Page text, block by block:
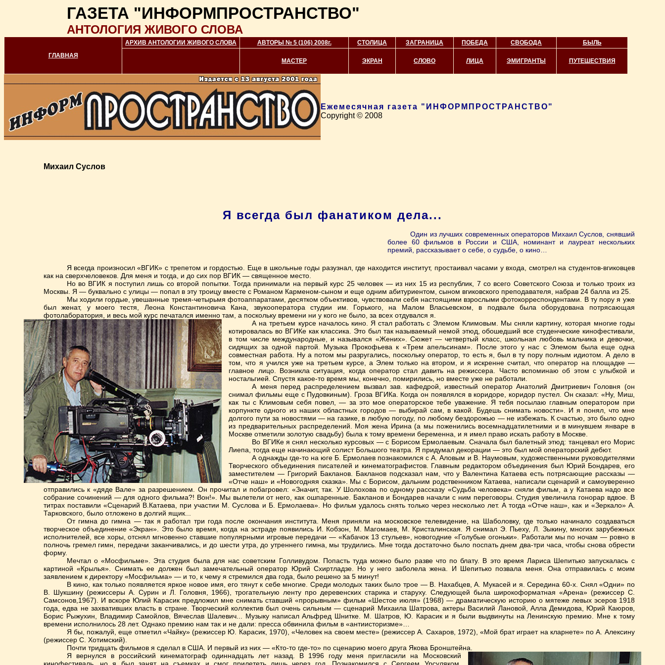
ГАЗЕТА "ИНФОРМПРОСТРАНСТВО"
АНТОЛОГИЯ ЖИВОГО СЛОВА
ГЛАВНАЯ
АРХИВ АНТОЛОГИИ ЖИВОГО СЛОВА АВТОРЫ № 5 (106) 2008г. СТОЛИЦА ЗАГРАНИЦА ПОБЕДА СВОБОДА БЫЛЬ
МАСТЕР ЭКРАН СЛОВО ЛИЦА ЭМИГРАНТЫ ПУТЕШЕСТВИЯ
Ежемесячная газета "ИНФОРМПРОСТРАНСТВО"
Copyright © 2008
Михаил Суслов
Я всегда был фанатиком дела...
Один из лучших современных операторов Михаил Суслов, снявший
более 60 фильмов в России и США, номинант и лауреат нескольких
премий, рассказывает о себе, о судьбе, о кино…
Я всегда произносил «ВГИК» с трепетом и гордостью. Еще в школьные годы разузнал, где находится институт, простаивал часами у входа, смотрел на студентов-вгиковцев
как на сверхчеловеков. Для меня и тогда, и до сих пор ВГИК — священное место.
Но во ВГИК я поступил лишь со второй попытки. Тогда принимали на первый курс 25 человек — из них 15 из республик, 7 со всего Советского Союза и только троих из
Москвы. Я — буквально с улицы — попал в эту троицу вместе с Романом Карменом-сыном и еще одним абитуриентом, сыном вгиковского преподавателя, набрав 24 балла из 25.
Мы ходили гордые, увешанные тремя-четырьмя фотоаппаратами, десятком объективов, чувствовали себя настоящими взрослыми фотокорреспондентами. В ту пору я уже
был женат, у моего тестя, Леона Константиновича Кана, звукооператора студии им. Горького, на Малом Власьевском, в подвале была оборудована потрясающая
фотолаборатория, и весь мой курс печатался именно там, а поскольку времени ни у кого не было, за всех отдувался я.
А на третьем курсе началось кино. Я стал работать с Элемом Климовым. Мы сняли картину, которая многие годы
котировалась во ВГИКе как классика. Это был так называемый немой этюд, обошедший все студенческие кинофестивали,
в том числе международные, и назывался «Жених». Сюжет — четвертый класс, школьная любовь мальчика и девочки,
сидящих за одной партой. Музыка Прокофьева к «Трем апельсинам». После этого у нас с Элемом была еще одна
совместная работа. Ну а потом мы разругались, поскольку оператор, то есть я, был в ту пору полным идиотом. А дело в
том, что я учился уже на третьем курсе, а Элем только на втором, и я искренне считал, что оператор на площадке —
главное лицо. Возникла ситуация, когда оператор стал давить на режиссера. Часто вспоминаю об этом с улыбкой и
ностальгией. Спустя какое-то время мы, конечно, помирились, но вместе уже не работали.
А меня перед распределением вызвал зав. кафедрой, известный оператор Анатолий Дмитриевич Головня (он
снимал фильмы еще с Пудовкиным). Гроза ВГИКа. Когда он появлялся в коридоре, коридор пустел. Он сказал: «Ну, Миш,
как ты с Климовым себя повел, — за это мое операторское тебе уважение. Я тебя посылаю главным оператором при
корпункте одного из наших областных городов — выбирай сам, в какой. Будешь снимать новости». И я понял, что мне
долгого пути за новостями — на газике, в любую погоду, по любому бездорожью — не избежать. К счастью, это было одно
из предварительных распределений. Моя жена Ирина (а мы поженились восемнадцатилетними и в минувшем январе в
Москве отметили золотую свадьбу) была к тому времени беременна, и я имел право искать работу в Москве.
Во ВГИКе я снял несколько курсовых — с Борисом Ермолаевым. Сначала был балетный этюд: танцевал его Морис
Лиепа, тогда еще начинающий солист Большого театра. Я придумал декорации — это был мой операторский дебют.
А однажды где-то на юге Б. Ермолаев познакомился с А. Аловым и В. Наумовым, художественными руководителями
Творческого объединения писателей и кинематографистов. Главным редактором объединения был Юрий Бондарев, его
заместителем — Григорий Бакланов. Бакланов подсказал нам, что у Валентина Катаева есть потрясающие рассказы —
«Отче наш» и «Новогодняя сказка». Мы с Борисом, дальним родственником Катаева, написали сценарий и самоуверенно
отправились к «дяде Вале» за разрешением. Он прочитал и побагровел: «Значит, так. У Шолохова по одному рассказу «Судьба человека» сняли фильм, а у Катаева надо все
собрание сочинений — для одного фильма?! Вон!». Мы вылетели от него, как ошпаренные. Бакланов и Бондарев начали с ним переговоры. Студия увеличила гонорар вдвое. В
титрах поставили «Сценарий В.Катаева, при участии М. Суслова и Б. Ермолаева». Но фильм удалось снять только через несколько лет. А тогда «Отче наш», как и «Зеркало» А.
Тарковского, было отложено в долгий ящик...
От гимна до гимна — так я работал три года после окончания института. Меня приняли на московское телевидение, на Шаболовку, где только начинало создаваться
творческое объединение «Экран». Это было время, когда на эстраде появились И. Кобзон, М. Магомаев, М. Кристалинская. Я снимал Э. Пьеху, Л. Зыкину, многих зарубежных
исполнителей, все хоры, отснял мгновенно ставшие популярными игровые передачи — «Кабачок 13 стульев», новогодние «Голубые огоньки». Работали мы по ночам — ровно в
полночь гремел гимн, передачи заканчивались, и до шести утра, до утреннего гимна, мы трудились. Мне тогда достаточно было поспать днем два-три часа, чтобы снова обрести
форму.
Мечтал о «Мосфильме». Эта студия была для нас советским Голливудом. Попасть туда можно было разве что по блату. В это время Лариса Шепитько запускалась с
картиной «Крылья». Снимать ее должен был замечательный оператор Юрий Схиртладзе. Но у него заболела жена. И Шепитько позвала меня. Она отправилась с моим
заявлением к директору «Мосфильма» — и то, к чему я стремился два года, было решено за 5 минут!
В кино, как только появляется яркое новое имя, его тянут к себе многие. Среди молодых таких было трое — В. Нахабцев, А. Мукасей и я. Середина 60-х. Снял «Одни» по
В. Шукшину (режиссеры А. Сурин и Л. Головня, 1966), трогательную ленту про деревенских старика и старуху. Следующей была широкоформатная «Арена» (режиссер С.
Самсонов,1967). И вскоре Юлий Карасик предложил мне снимать ставший «прорывным» фильм «Шестое июля» (1968) — драматическую историю о мятеже левых эсеров 1918
года, едва не захвативших власть в стране. Творческий коллектив был очень сильным — сценарий Михаила Шатрова, актеры Василий Лановой, Алла Демидова, Юрий Каюров,
Борис Рыжухин, Владимир Самойлов, Вячеслав Шалевич... Музыку написал Альфред Шнитке. М. Шатров, Ю. Карасик и я были выдвинуты на Ленинскую премию. Мне к тому
времени исполнилось 28 лет. Однако премию нам так и не дали: пресса обвинила фильм в «антиисторизме»…
Я бы, пожалуй, еще отметил «Чайку» (режиссер Ю. Карасик, 1970), «Человек на своем месте» (режиссер А. Сахаров, 1972), «Мой брат играет на кларнете» по А. Алексину
(режиссер С. Хотимский).
Почти тридцать фильмов я сделал в США. И первый из них — «Кто-то где-то» по сценарию моего друга Якова Бронштейна.
Я вернулся в российский кинематограф одиннадцать лет назад. В 1996 году меня пригласили на Московский
кинофестиваль, но я был занят на съемках и смог прилететь лишь через год. Познакомился с Сергеем Урсуляком,